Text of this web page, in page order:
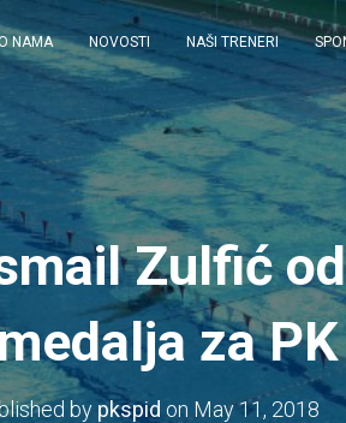
NAMA NOVOSTI NAŠI TRENERI
Zulfić
za
by pkspid on May 11, 2018